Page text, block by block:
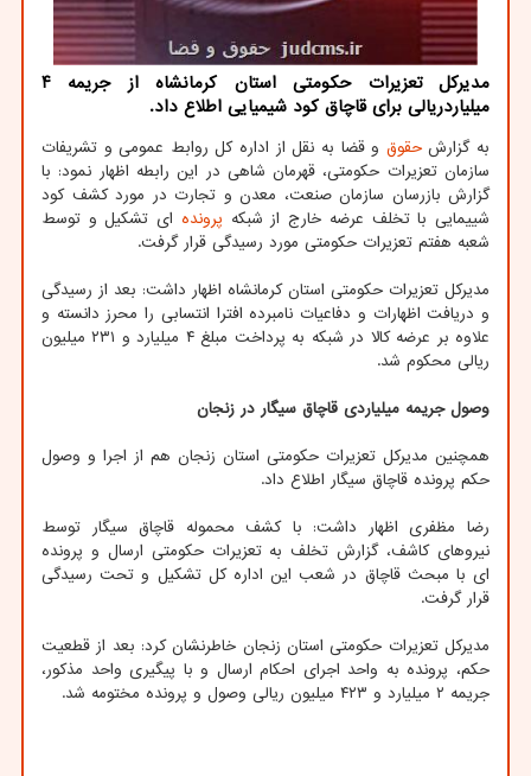
مدیرکل تعزیرات حکومتی استان کرمانشاه از جریمه ۴
میلیاردریالی برای قاچاق کود شیمیایی اطلاع داد.
به گزارشحقوق و قضا به نقل از اداره کل روابط عمومی و تشریفات
سازمان تعزیرات حکومتی، قهرمان شاهی در این رابطه اظهار نمود: با
گزارش بازرسان سازمان صنعت، معدن و تجارت در مورد کشف کود
شییمایی با تخلف عرضه خارج از شبکه پرونده ای تشکیل و توسط
شعبه هفتم تعزیرات حکومتی مورد رسیدگی قرار گرفت.
مدیرکل تعزیرات حکومتی استان کرمانشاه اظهار داشت: بعد از رسیدگی
و دریافت اظهارات و دفاعیات نامبرده افترا انتسابی را محرز دانسته و
علاوه بر عرضه کالا در شبکه به پرداخت مبلغ ۴ میلیارد و ۲۳۱ میلیون
ریالی محکوم شد.
وصول جریمه میلیاردی قاچاق سیگار در زنجان
همچنین مدیرکل تعزیرات حکومتی استان زنجان هم از اجرا و وصول
حکم پرونده قاچاق سیگار اطلاع داد.
رضا مظفری اظهار داشت: با کشف محموله قاچاق سیگار توسط
نیروهای کاشف، گزارش تخلف به تعزیرات حکومتی ارسال و پرونده
ای با مبحث قاچاق در شعب این اداره کل تشکیل و تحت رسیدگی
قرار گرفت.
مدیرکل تعزیرات حکومتی استان زنجان خاطرنشان کرد: بعد از قطعیت
حکم، پرونده به واحد اجرای احکام ارسال و با پیگیری واحد مذکور،
جریمه ۲ میلیارد و ۴۲۳ میلیون ریالی وصول و پرونده مختومه شد.